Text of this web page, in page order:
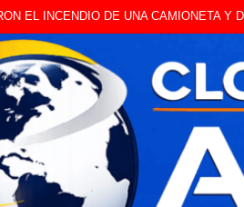
A CAMBISTA OCURRIDO ESTE